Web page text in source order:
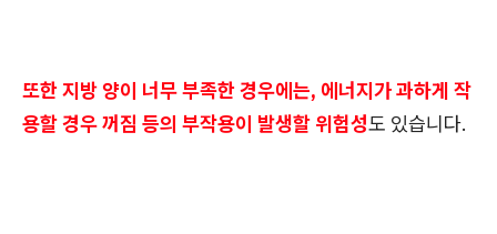
또한 지방 양이 너무 부족한 경우에는, 에너지가 과하게 작
용할 경우 꺼짐 등의 부작용이 발생할 위험성도 있습니다.